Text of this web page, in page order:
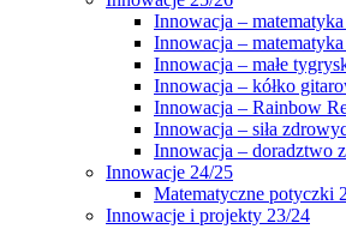
Innowacja –
Innowacja –
Innowacja – małe
Innowacja – kółko
Innowacja – Rainbow
Innowacja – siła
Innowacja – doradztwo
Innowacje 24/25
Matematyczne potyczki
Innowacje i projekty 23/24